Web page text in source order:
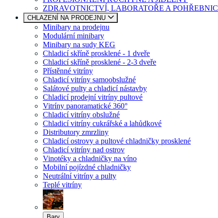
ZDRAVOTNICTVÍ, LABORATOŘE A
CHLAZENÍ NA PRODEJNU
Minibary na prodejnu
Modulární minibary
Minibary na sudy KEG
Chladicí skříně prosklené - 1 dveře
Chladicí skříně prosklené - 2-3 dveře
Přístěnné vitríny
Chladicí vitríny samoobslužné
Salátové pulty a chladicí nástavby
Chladicí prodejní vitríny pultové
Vitríny panoramatické 360°
Chladicí vitríny obslužné
Chladicí vitríny cukrářské a lahůdkové
Distributory zmrzliny
Chladicí ostrovy a pultové chladničky prosklené
Chladicí vitríny nad ostrov
Vinotéky a chladničky na víno
Mobilní pojízdné chladničky
Neutrální vitríny a pulty
Teplé vitríny